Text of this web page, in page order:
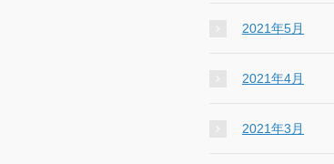
2021年5月
2021年4月
2021年3月